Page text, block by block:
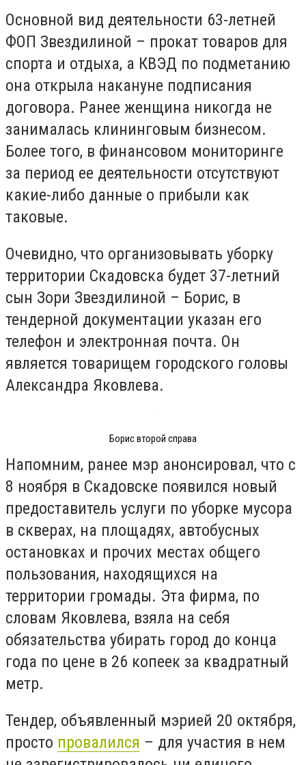
Основной вид деятельности 63-летней
ФОП Звездилиной – прокат товаров для
спорта и отдыха, а КВЭД по подметанию
она открыла накануне подписания
договора. Ранее женщина никогда не
занималась клининговым бизнесом.
Более того, в финансовом мониторинге
за период ее деятельности отсутствуют
какие-либо данные о прибыли как
таковые.
Очевидно, что организовывать уборку
территории Скадовска будет 37-летний
сын Зори Звездилиной – Борис, в
тендерной документации указан его
телефон и электронная почта. Он
является товарищем городского головы
Александра Яковлева.
Борис второй справа
Напомним, ранее мэр анонсировал, что с
8 ноября в Скадовске появился новый
предоставитель услуги по уборке мусора
в скверах, на площадях, автобусных
остановках и прочих местах общего
пользования, находящихся на
территории громады. Эта фирма, по
словам Яковлева, взяла на себя
обязательства убирать город до конца
года по цене в 26 копеек за квадратный
метр.
Тендер, объявленный мэрией 20 октября,
просто провалился – для участия в нем